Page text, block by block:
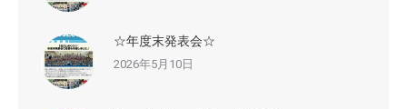
☆年度末発表会☆
2026年5月10日